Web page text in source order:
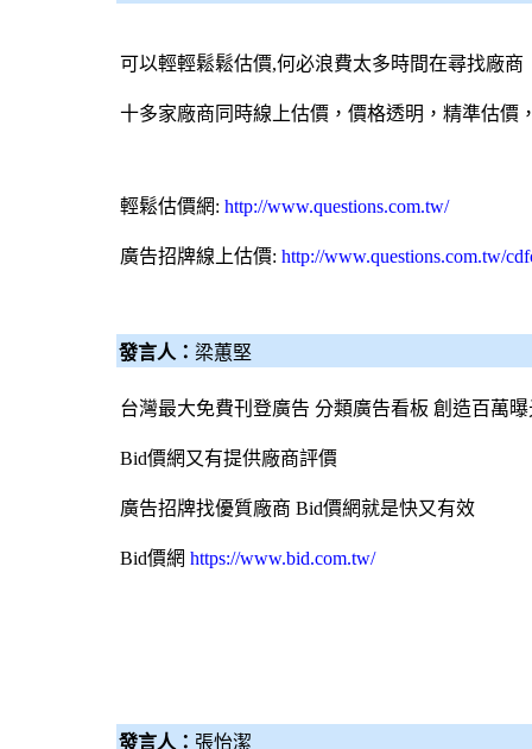
可以輕輕鬆鬆估價,何必浪費太多時間在尋找廠商
十多家廠商同時線上估價，價格透明，精準估價
輕鬆估價網: http://www.questions.com.tw/
廣告招牌線上估價: http://www.questions.com.tw/
發言人： 梁蕙堅
台灣最大免費刊登廣告 分類廣告看板 創造百萬
Bid價網又有提供廠商評價
廣告招牌找優質廠商 Bid價網就是快又有效
Bid價網 https://www.bid.com.tw/
發言人： 張怡潔